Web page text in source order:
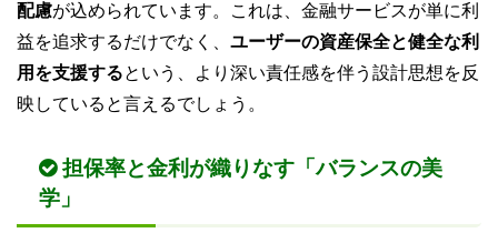
配慮が込められています。これは、金融サービスが単に利
益を追求するだけでなく、 ユーザーの資産保全と健全な利
用を支援するという、より深い責任感を伴う設計思想を反
映していると言えるでしょう。
担保率と金利が織りなす「バランスの美
学」